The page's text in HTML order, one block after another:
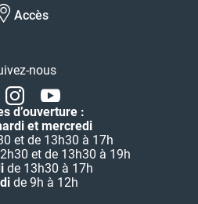
Accès
nous
InstagramYoutube
d’ouverture :
et mercredi
et de 13h30 à 17h
et de 13h30 à 19h
de 13h30 à 17h
de 9h à 12h